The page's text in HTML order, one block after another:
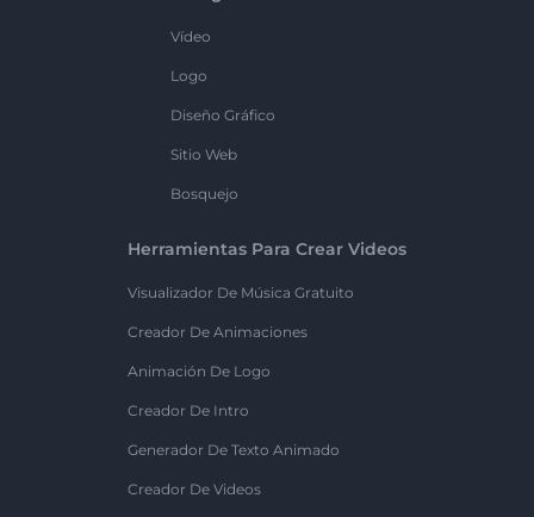
Vídeo
Logo
Diseño Gráfico
Sitio Web
Bosquejo
Herramientas Para Crear Videos
Visualizador De Música Gratuito
Creador De Animaciones
Animación De Logo
Creador De Intro
Generador De Texto Animado
Creador De Videos